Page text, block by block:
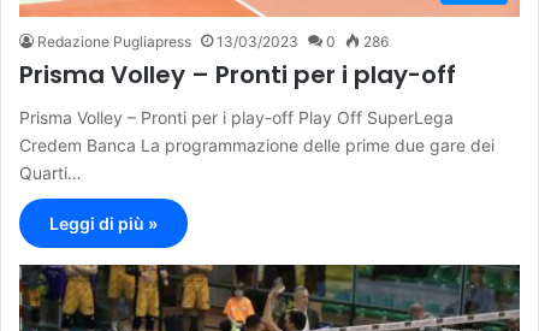
Redazione Pugliapress 13/03/2023 0 286
Prisma Volley – Pronti per i play-off
Prisma Volley – Pronti per i play-off Play Off SuperLega
Credem Banca La programmazione delle prime due gare dei
Quarti…
Leggi di più »